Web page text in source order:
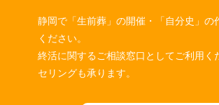
静岡で「生前葬」の開催・「自分史」の
ください。
終活に関するご相談窓口としてご利用く
セリングも承ります。